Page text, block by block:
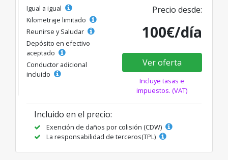
Igual a igual
Kilometraje limitado
Reunirse y Saludar
Depósito en efectivo
aceptado
Conductor adicional
incluido
Precio desde:
100€/día
Ver oferta
Incluye tasas e
impuestos. (VAT)
Incluido en el precio:
Exención de daños por colisión (CDW)
La responsabilidad de terceros(TPL)